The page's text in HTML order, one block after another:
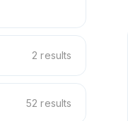
2 results
52 results